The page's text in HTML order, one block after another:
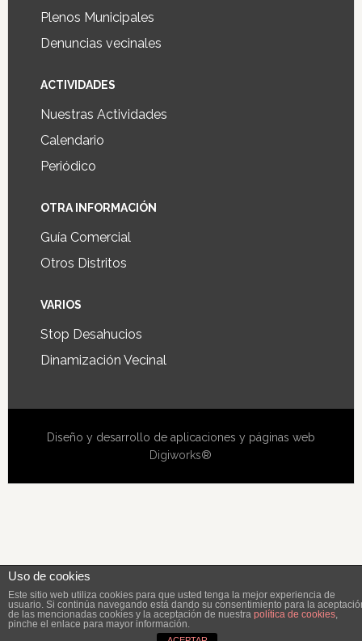
Plenos Municipales
Denuncias vecinales
ACTIVIDADES
Nuestras Actividades
Calendario
Periódico
OTRA INFORMACIÓN
Guía Comercial
Otros Distritos
VARIOS
Stop Desahucios
Dinamización Vecinal
Diseño y desarrollo de aplicaciones y páginas web
Digiworks®
Uso de cookies
Este sitio web utiliza cookies para que usted tenga la mejor experiencia de
usuario. Si continúa navegando está dando su consentimiento para la
de las mencionadas cookies y la aceptación de nuestra política de cookies,
pinche el enlace para mayor información.